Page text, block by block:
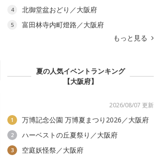
4 北御堂盆おどり／大阪府
5
富田林寺内町燈路／大阪府
もっと見る
夏の人気イベントランキング
【大阪府】
2026/08/07 更新
1 万博記念公園 万博夏まつり2026／大阪府
2 ハーベストの丘夏祭り／大阪府
3 空庭妖怪祭／大阪府